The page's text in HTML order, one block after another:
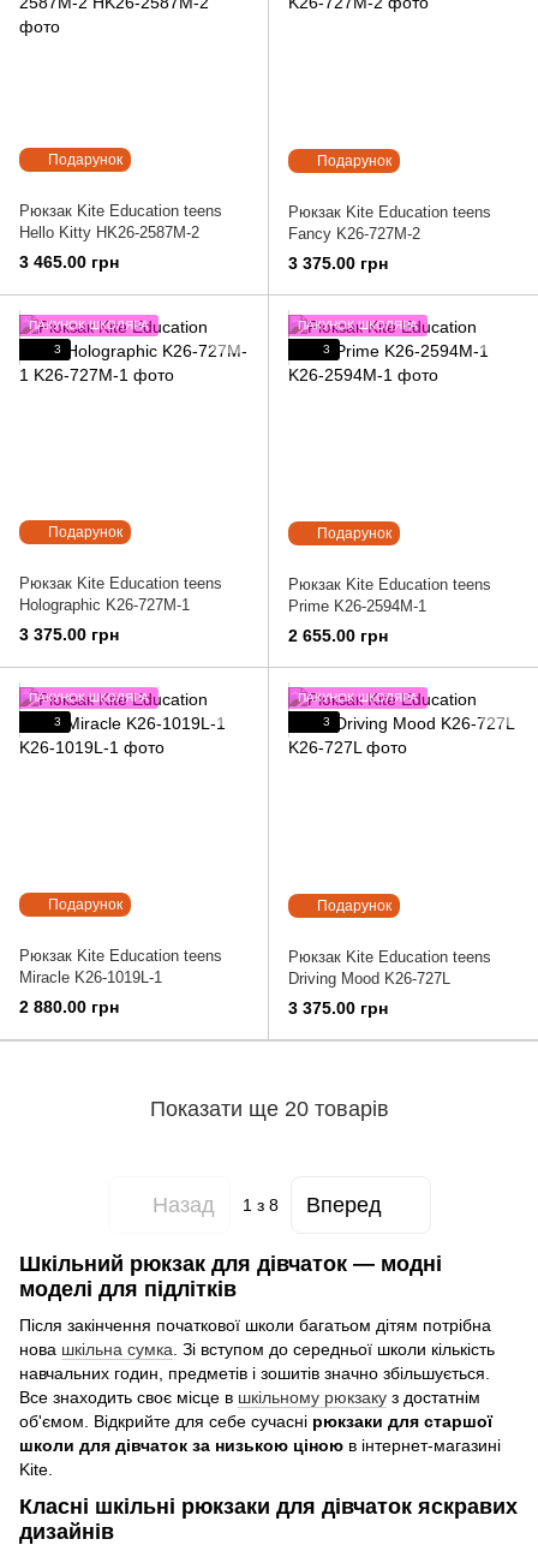
Подарунок
Рюкзак Kite Education teens
Hello Kitty HK26-2587M-2
3 465.00 грн
Подарунок
Рюкзак Kite Education teens
Fancy K26-727M-2
3 375.00 грн
Подарунок
ПАКУНОК ШКОЛЯРА
3
Рюкзак Kite Education teens
Holographic K26-727M-1
3 375.00 грн
Подарунок
ПАКУНОК ШКОЛЯРА
3
Рюкзак Kite Education teens
Prime K26-2594M-1
2 655.00 грн
Подарунок
ПАКУНОК ШКОЛЯРА
3
Рюкзак Kite Education teens
Miracle K26-1019L-1
2 880.00 грн
Подарунок
ПАКУНОК ШКОЛЯРА
3
Рюкзак Kite Education teens
Driving Mood K26-727L
3 375.00 грн
Показати ще 20 товарів
Назад 1з 8 Вперед
Шкільний рюкзак для дівчаток — модні
моделі для підлітків
Після закінчення початкової школи багатьом дітям потрібна
нова шкільна сумка . Зі вступом до середньої школи кількість
навчальних годин, предметів і зошитів значно збільшується.
Все знаходить своє місце в шкільному рюкзаку з достатнім
об'ємом. Відкрийте для себе сучасні рюкзаки для старшої
школи для дівчаток за низькою ціною в інтернет-магазині
Kite.
Класні шкільні рюкзаки для дівчаток яскравих
дизайнів